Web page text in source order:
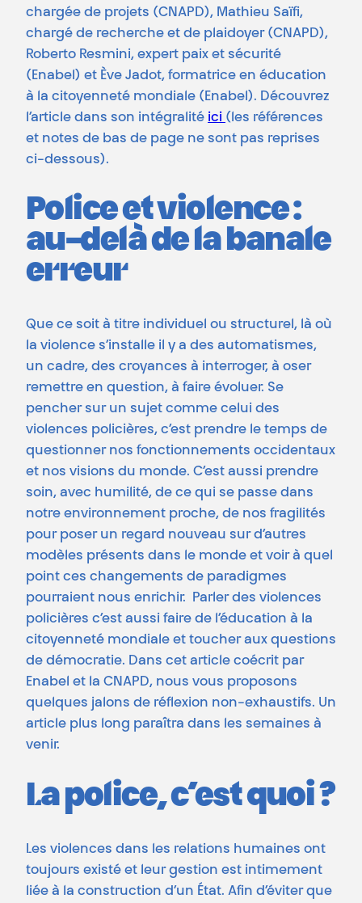
chargée de projets (CNAPD), Mathieu Saïfi,
chargé de recherche et de plaidoyer (CNAPD),
Roberto Resmini, expert paix et sécurité
(Enabel) et Ève Jadot, formatrice en éducation
à la citoyenneté mondiale (Enabel). Découvrez
l’article dans son intégralité ici (les références
et notes de bas de page ne sont pas reprises
ci-dessous).
Police et violence :
au-delà de la banale
erreur
Que ce soit à titre individuel ou structurel, là où
la violence s’installe il y a des automatismes,
un cadre, des croyances à interroger, à oser
remettre en question, à faire évoluer. Se
pencher sur un sujet comme celui des
violences policières, c’est prendre le temps de
questionner nos fonctionnements occidentaux
et nos visions du monde. C’est aussi prendre
soin, avec humilité, de ce qui se passe dans
notre environnement proche, de nos fragilités
pour poser un regard nouveau sur d’autres
modèles présents dans le monde et voir à quel
point ces changements de paradigmes
pourraient nous enrichir. Parler des violences
policières c’est aussi faire de l’éducation à la
citoyenneté mondiale et toucher aux questions
de démocratie. Dans cet article coécrit par
Enabel et la CNAPD, nous vous proposons
quelques jalons de réflexion non-exhaustifs. Un
article plus long paraîtra dans les semaines à
venir.
La police, c’est quoi ?
Les violences dans les relations humaines ont
toujours existé et leur gestion est intimement
liée à la construction d’un État. Afin d’éviter que